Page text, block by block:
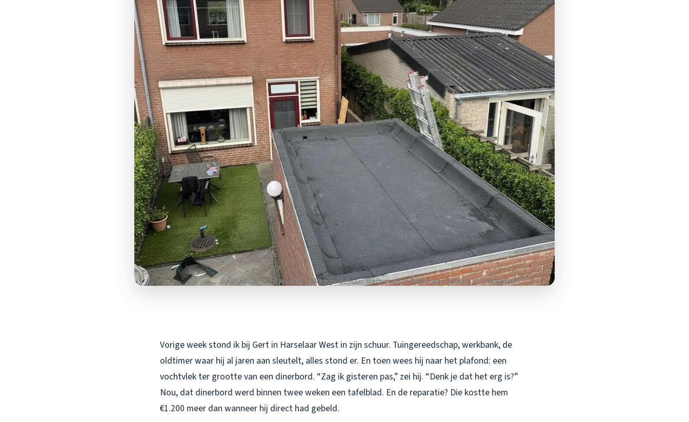
Vorige week stond ik bij Gert in Harselaar West in zijn schuur. Tuingereedschap, werkbank, de
oldtimer waar hij al jaren aan sleutelt, alles stond er. En toen wees hij naar het plafond: een
vochtvlek ter grootte van een dinerbord. “Zag ik gisteren pas,” zei hij. “Denk je dat het erg is?”
Nou, dat dinerbord werd binnen twee weken een tafelblad. En de reparatie? Die kostte hem
€1.200 meer dan wanneer hij direct had gebeld.